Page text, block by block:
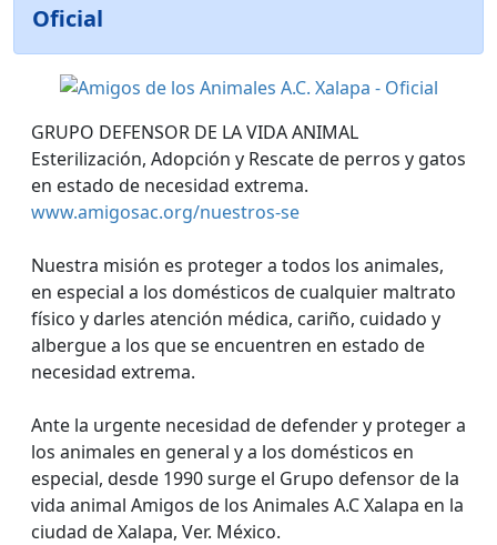
Oficial
GRUPO DEFENSOR DE LA VIDA ANIMAL
Esterilización, Adopción y Rescate de perros y gatos
en estado de necesidad extrema.
www.amigosac.org/nuestros-se
Nuestra misión es proteger a todos los animales,
en especial a los domésticos de cualquier maltrato
físico y darles atención médica, cariño, cuidado y
albergue a los que se encuentren en estado de
necesidad extrema.
Ante la urgente necesidad de defender y proteger a
los animales en general y a los domésticos en
especial, desde 1990 surge el Grupo defensor de la
vida animal Amigos de los Animales A.C Xalapa en la
ciudad de Xalapa, Ver. México.